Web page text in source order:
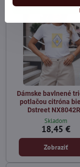
Dámske bavlnené
potlačou citróna
Dstreet
Skladom
18,45 €
Zobraziť